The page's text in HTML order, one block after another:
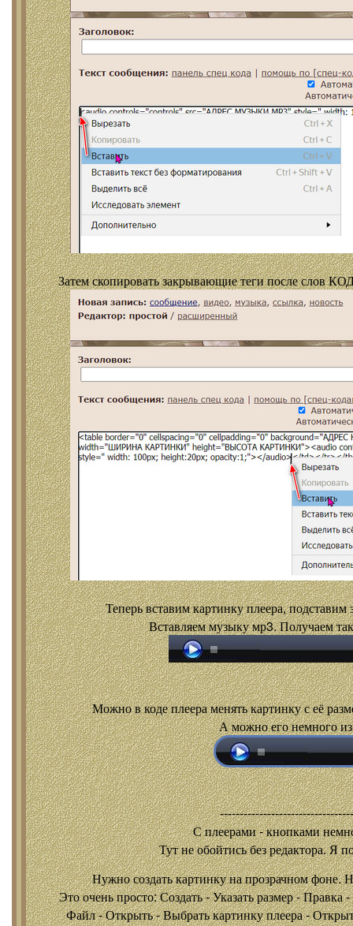
Затем скопировать закрывающие теги после слов
Теперь вставим картинку плеера, подставим
Вставляем музыку мр3. Получаем
Можно в коде плеера менять картинку с её
А можно его немного
С плеерами - кнопками
Тут не обойтись без редактора. Я
Нужно создать картинку на прозрачном фоне.
Это очень просто: Создать - Указать размер -
Файл - Открыть - Выбрать картинку плеера -